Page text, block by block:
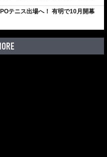
テニス出場へ！ 有明で10月開幕